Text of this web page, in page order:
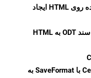
محلی و فرمت تنظیم شده روی HTML ایجاد
از WordsApi برای تبدیل سند ODT به HTML
را از CellsAPI با SaveFormat به